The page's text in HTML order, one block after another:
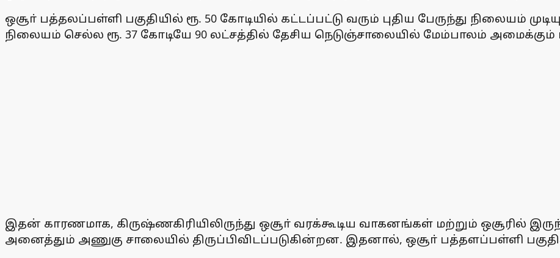
ஒசூா் பத்தலப்பள்ளி பகுதியில் ரூ. 50 கோடியில் கட்டப்பட்டு வரும் புதிய பேருந்து நிலையம்
நிலையம் செல்ல ரூ. 37 கோடியே 90 லட்சத்தில் தேசிய நெடுஞ்சாலையில் மேம்பாலம்
இதன் காரணமாக, கிருஷ்ணகிரியிலிருந்து ஒசூா் வரக்கூடிய வாகனங்கள் மற்றும் ஒசூரில்
அனைத்தும் அணுகு சாலையில் திருப்பிவிடப்படுகின்றன. இதனால், ஒசூா் பத்தளப்பள்ளி